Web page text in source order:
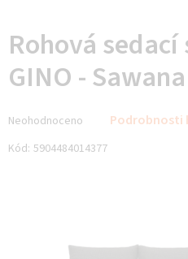
Rohová
GINO -
hodnocení
produktu
Neohodnoceno Podrobnosti
Kód: 5904484014377